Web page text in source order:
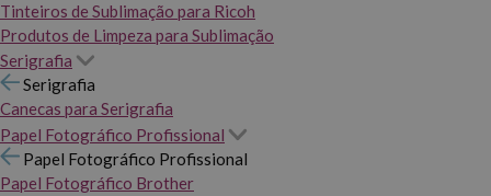
Tinteiros de Sublimação para Ricoh
Produtos de Limpeza para Sublimação
Serigrafia
Serigrafia
Canecas para Serigrafia
Papel Fotográfico Profissional
Papel Fotográfico Profissional
Papel Fotográfico Brother